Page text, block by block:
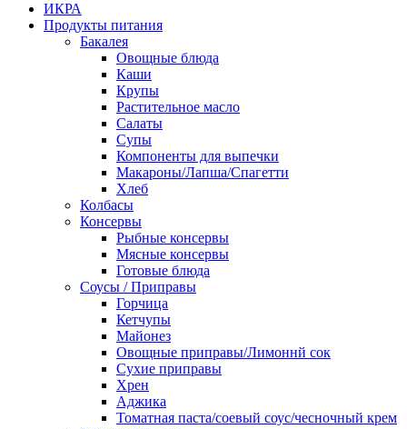
ИКРА
Продукты питания
Бакалея
Овощные блюда
Каши
Крупы
Растительное масло
Салаты
Супы
Компоненты для выпечки
Макароны/Лапша/Спагетти
Хлеб
Колбасы
Консервы
Рыбные консервы
Мясные консервы
Готовые блюда
Соусы / Приправы
Горчица
Кетчупы
Майонез
Овощные приправы/Лимоннй сок
Сухие приправы
Хрен
Аджика
Томатная паста/соевый соус/чесночный крем